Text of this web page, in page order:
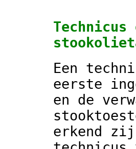
Een
eerste
en de
erkend